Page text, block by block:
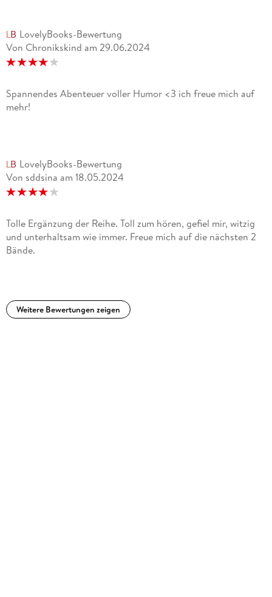
LovelyBooks-Bewertung
Von Chronikskind am 29.06.2024
Spannendes Abenteuer voller Humor <3 ich freue mich auf
mehr!
LovelyBooks-Bewertung
Von sddsina am 18.05.2024
Tolle Ergänzung der Reihe. Toll zum hören, gefiel mir, witzig
und unterhaltsam wie immer. Freue mich auf die nächsten 2
Bände.
Weitere Bewertungen zeigen